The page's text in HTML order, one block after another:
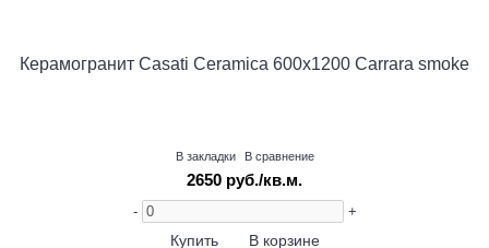
Керамогранит Casati Ceramica 600х1200 Carrara smoke
В закладки В сравнение
2650 руб./кв.м.
- +
Купить В корзине